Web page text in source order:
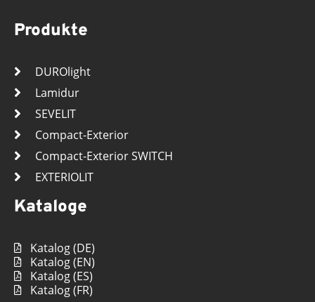
Produkte
DUROlight
Lamidur
SEVELIT
Compact-Exterior
Compact-Exterior SWITCH
EXTERIOLIT
Kataloge
Katalog (DE)
Katalog (EN)
Katalog (ES)
Katalog (FR)